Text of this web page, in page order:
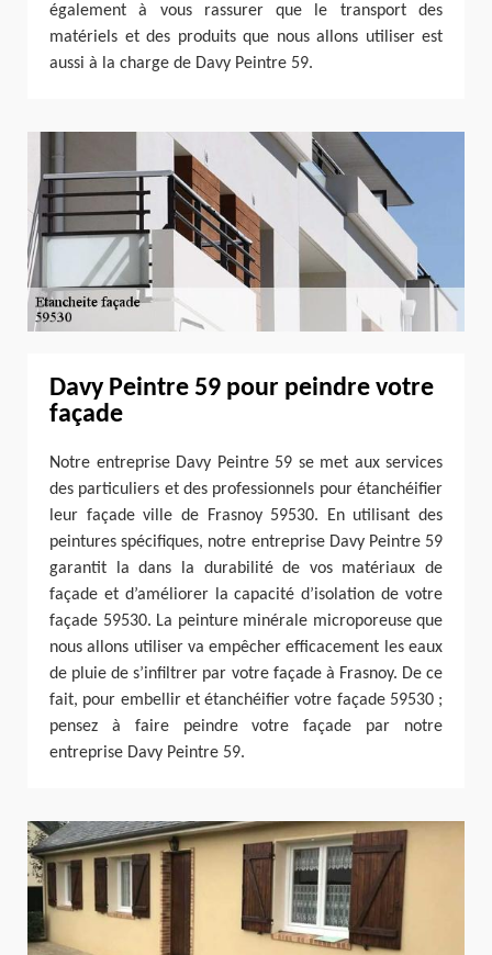
également à vous rassurer que le transport des
matériels et des produits que nous allons utiliser est
aussi à la charge de Davy Peintre 59.
Davy Peintre 59 pour peindre votre
façade
Notre entreprise Davy Peintre 59 se met aux services
des particuliers et des professionnels pour étanchéifier
leur façade ville de Frasnoy 59530. En utilisant des
peintures spécifiques, notre entreprise Davy Peintre 59
garantit la dans la durabilité de vos matériaux de
façade et d’améliorer la capacité d’isolation de votre
façade 59530. La peinture minérale microporeuse que
nous allons utiliser va empêcher efficacement les eaux
de pluie de s’infiltrer par votre façade à Frasnoy. De ce
fait, pour embellir et étanchéifier votre façade 59530 ;
pensez à faire peindre votre façade par notre
entreprise Davy Peintre 59.